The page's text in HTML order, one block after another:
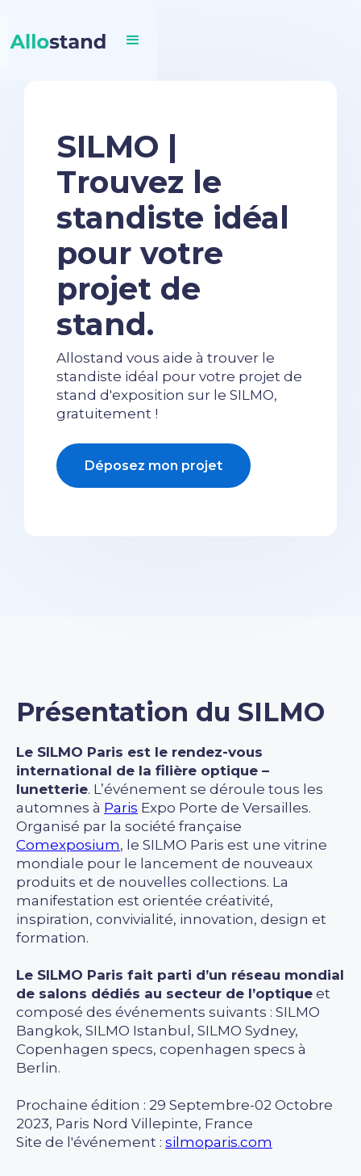
SILMO |
Trouvez le
standiste idéal
pour votre
projet de
stand.
Allostand vous aide à trouver le
standiste idéal pour votre projet de
stand d'exposition sur le SILMO,
gratuitement !
Déposez mon projet
Présentation du SILMO
Le SILMO Paris est le rendez-vous
international de la filière optique –
lunetterie. L’événement se déroule tous les
automnes à Paris Expo Porte de Versailles.
Organisé par la société française
Comexposium, le SILMO Paris est une vitrine
mondiale pour le lancement de nouveaux
produits et de nouvelles collections. La
manifestation est orientée créativité,
inspiration, convivialité, innovation, design et
formation.
Le SILMO Paris fait parti d’un réseau mondial
de salons dédiés au secteur de l’optique et
composé des événements suivants : SILMO
Bangkok, SILMO Istanbul, SILMO Sydney,
Copenhagen specs, copenhagen specs à
Berlin.
Prochaine édition : 29 Septembre-02 Octobre
2023, Paris Nord Villepinte, France
Site de l'événement : silmoparis.com